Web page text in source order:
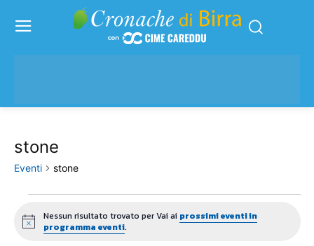
stone
Eventi stone
Eventi
Notice
Nessun risultato trovato per Vai ai prossimi eventi in
programma eventi.